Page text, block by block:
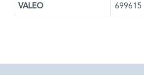
VALEO 699615